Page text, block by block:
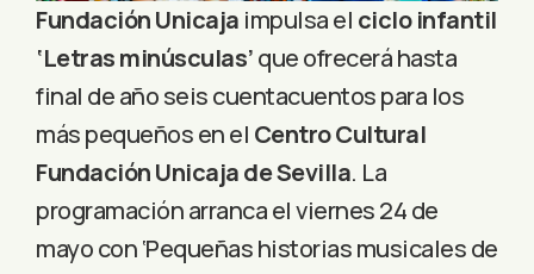
Fundación Unicaja impulsa el ciclo infantil
‘Letras minúsculas’que ofrecerá hasta
final de año seis cuentacuentos para los
más pequeños en el Centro Cultural
Fundación Unicaja de Sevilla. La
programación arranca el viernes 24 de
mayo con ‘Pequeñas historias musicales de